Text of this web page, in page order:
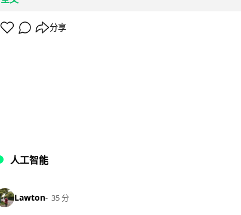
分享
人工智能
Lawton 35 分